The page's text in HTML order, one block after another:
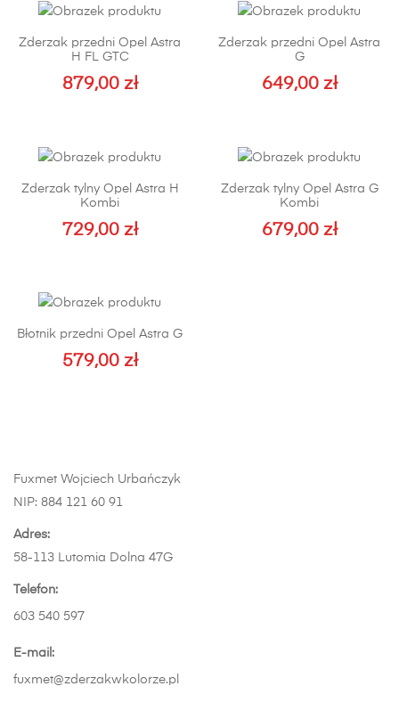
Zderzak przedni Opel Astra
H FL GTC
879,00 zł
Zderzak przedni Opel Astra
G
649,00 zł
ma
wariantów.
można
Zderzak tylny Opel Astra H
Kombi
729,00 zł
Zderzak tylny Opel Astra G
Kombi
679,00 zł
Błotnik przedni Opel Astra G
579,00 zł
na
Fuxmet Wojciech Urbańczyk
NIP: 884 121 60 91
Adres:
58-113 Lutomia Dolna 47G
Telefon:
603 540 597
E-mail:
fuxmet@zderzakwkolorze.pl